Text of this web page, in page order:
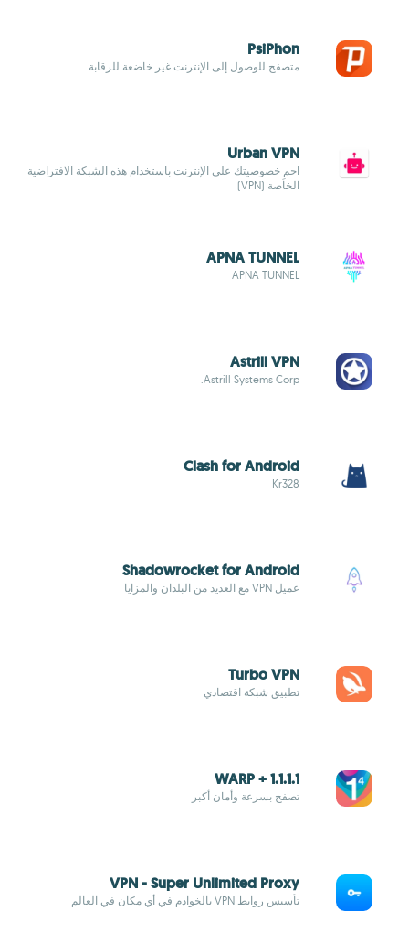
PsiPhon
متصفح للوصول إلى الإنترنت غير خاضعة للرقابة
Urban VPN
احمِ خصوصيتك على الإنترنت باستخدام هذه الشبكة الافتراضية
الخاصة (VPN)
APNA TUNNEL
APNA TUNNEL
Astrill VPN
Astrill Systems Corp.
Clash for Android
Kr328
Shadowrocket for Android
عميل VPN مع العديد من البلدان والمزايا
Turbo VPN
تطبيق شبكة اقتصادي
1.1.1.1 + WARP
تصفح بسرعة وأمان أكبر
VPN - Super Unlimited Proxy
تأسيس روابط VPN بالخوادم في أي مكان في العالم